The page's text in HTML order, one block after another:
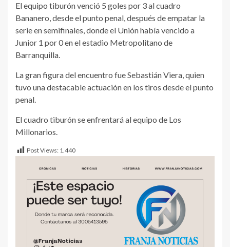
El equipo tiburón venció 5 goles por 3 al cuadro
Bananero, desde el punto penal, después de empatar la
serie en semifinales, donde el Unión había vencido a
Junior 1 por 0 en el estadio Metropolitano de
Barranquilla.
La gran figura del encuentro fue Sebastián Viera, quien
tuvo una destacable actuación en los tiros desde el punto
penal.
El cuadro tiburón se enfrentará al equipo de Los
Millonarios.
Post Views: 1.440